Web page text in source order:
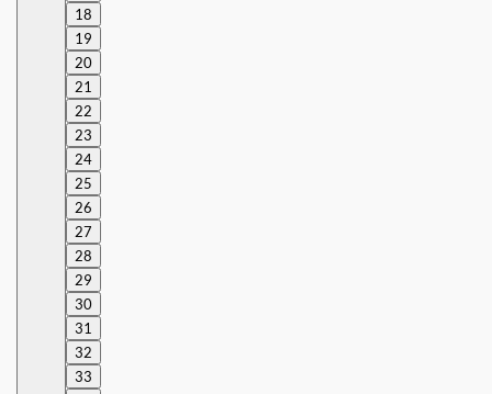
18
19
20
21
22
23
24
25
26
27
28
29
30
31
32
33